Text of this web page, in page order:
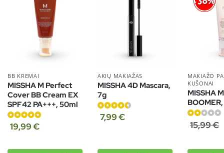
BB KREMAI
MISSHA M Perfect
Cover BB Cream EX
SPF42 PA+++, 50ml
Įvertinimas:
19,99€
AKIŲ MAKIAŽAS
MISSHA 4D Mascara,
7g
Įvertinimas:
7,99€
MAKIAŽO
KUŠONAI
MISSHA
Įvertinimas:
2.00
15,99€